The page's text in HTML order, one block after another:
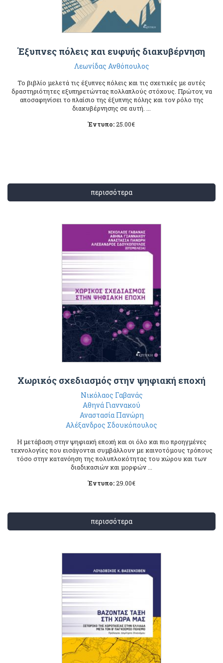
Έξυπνες πόλεις και ευφυής διακυβέρνηση
Λεωνίδας Ανθόπουλος
Το βιβλίο μελετά τις έξυπνες πόλεις και τις σχετικές με αυτές
δραστηριότητες εξυπηρετώντας πολλαπλούς στόχους. Πρώτον, να
αποσαφηνίσει το πλαίσιο της έξυπνης πόλης και τον ρόλο της
διακυβέρνησης σε αυτή. ...
Έντυπο: 25.00€
περισσότερα
Χωρικός σχεδιασμός στην ψηφιακή εποχή
Νικόλαος Γαβανάς
Αθηνά Γιαννακού
Αναστασία Πανώρη
Αλέξανδρος Σδουκόπουλος
Η μετάβαση στην ψηφιακή εποχή και οι όλο και πιο προηγμένες
τεχνολογίες που εισάγονται συμβάλλουν με καινοτόμους τρόπους
τόσο στην κατανόηση της πολυπλοκότητας του χώρου και των
διαδικασιών και μορφών ...
Έντυπο: 29.00€
περισσότερα